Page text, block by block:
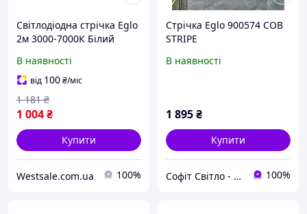
Світлодіодна стрічка Eglo
2м 3000-7000К Білий
(Eg_97925)
В наявності
від 100₴/міс
1 004₴
1 181 ₴
Купити
Westsale.com.ua 100%
Стрічка Eglo 900574 COB
STRIPE
В наявності
1 895₴
Купити
Софіт Світло - магазин світильників 100%